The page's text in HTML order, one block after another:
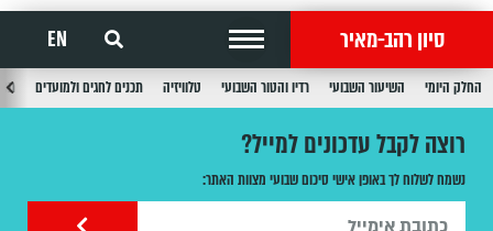
סיון רהב-מאיר EN
החלק היומי השיעור השבועי רדיו והטור השבועי טלוויזיה תכנים לחגים ולמועדים
רוצה לקבל עדכונים למייל?
נשמח לשלוח לך באופן אישי סיכום שבועי מצוות האתר: